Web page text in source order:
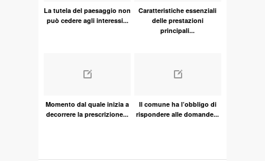
La tutela del paesaggio non
può cedere agli interessi...
Caratteristiche essenziali
delle prestazioni
principali...
Momento dal quale inizia a
decorrere la prescrizione...
Il comune ha l’obbligo di
rispondere alle domande...